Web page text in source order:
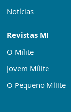
Notícias
Revistas MI
O Mílite
Jovem Mílite
O Pequeno Mílite